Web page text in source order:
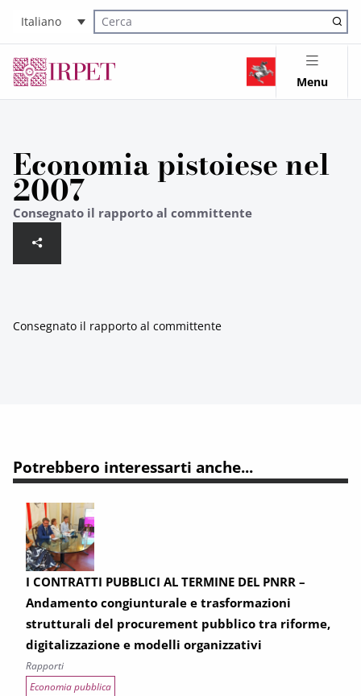
Italiano
Cerca nel sito
Menu
Economia pistoiese nel
2007
Consegnato il rapporto al committente
Consegnato il rapporto al committente
Potrebbero interessarti anche...
I CONTRATTI PUBBLICI AL TERMINE DEL PNRR –
Andamento congiunturale e trasformazioni
strutturali del procurement pubblico tra riforme,
digitalizzazione e modelli organizzativi
Rapporti
Economia pubblica